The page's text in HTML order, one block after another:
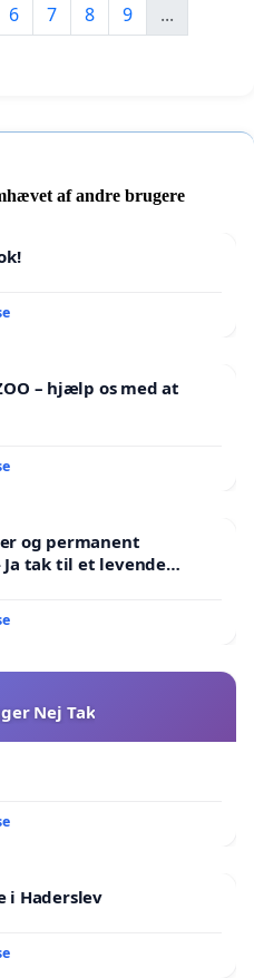
6 7 8 9
...
af andre brugere
– hjælp os med at
og permanent
tak til et levende
Nej Tak
i Haderslev